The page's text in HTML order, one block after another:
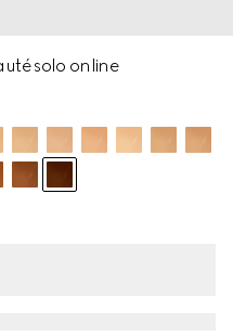
solo online